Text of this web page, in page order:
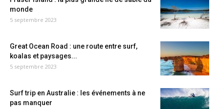
monde
5 septembre 2023
Great Ocean Road : une route entre surf,
koalas et paysages...
5 septembre 2023
Surf trip en Australie : les événements à ne
pas manquer